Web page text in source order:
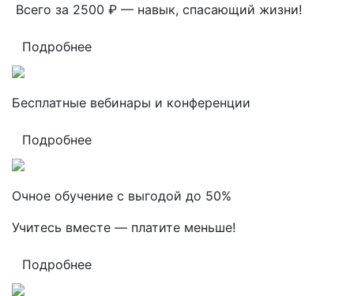
Всего за 2500 ₽ — навык, спасающий жизни!
Подробнее
Бесплатные вебинары и конференции
Подробнее
Очное обучение с выгодой до 50%
Учитесь вместе — платите меньше!
Подробнее